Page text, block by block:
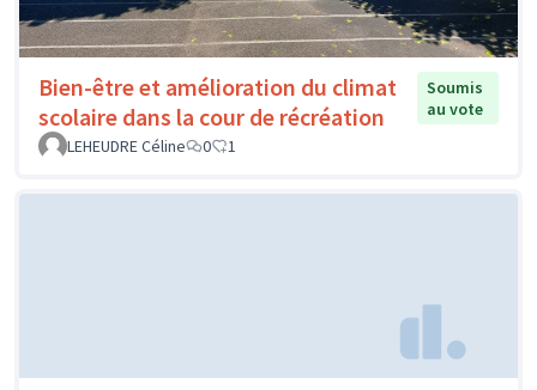
Bien-être et amélioration du climat
scolaire dans la cour de récréation
Soumis
au vote
LEHEUDRE Céline
0 1